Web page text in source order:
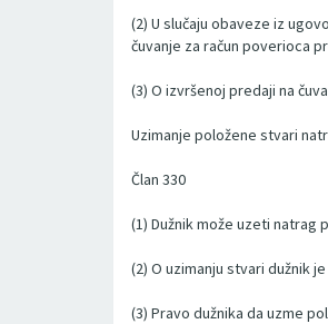
(2) U slučaju obaveze iz
čuvanje za račun poverioca
(3) O izvršenoj predaji na
Uzimanje položene stvari
Član 330
(1) Dužnik može uzeti natrag
(2) O uzimanju stvari dužnik
(3) Pravo dužnika da uzme